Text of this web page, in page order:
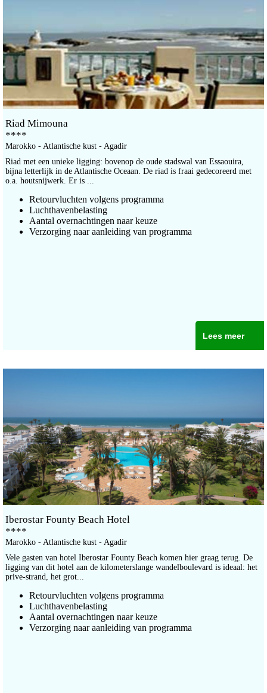
Riad Mimouna
****
Marokko - Atlantische kust - Agadir
Riad met een unieke ligging: bovenop de oude stadswal van Essaouira,
bijna letterlijk in de Atlantische Oceaan. De riad is fraai gedecoreerd met
o.a. houtsnijwerk. Er is ...
Retourvluchten volgens programma
Luchthavenbelasting
Aantal overnachtingen naar keuze
Verzorging naar aanleiding van programma
Lees meer
Iberostar Founty Beach Hotel
****
Marokko - Atlantische kust - Agadir
Vele gasten van hotel Iberostar Founty Beach komen hier graag terug. De
ligging van dit hotel aan de kilometerslange wandelboulevard is ideaal: het
prive-strand, het grot...
Retourvluchten volgens programma
Luchthavenbelasting
Aantal overnachtingen naar keuze
Verzorging naar aanleiding van programma